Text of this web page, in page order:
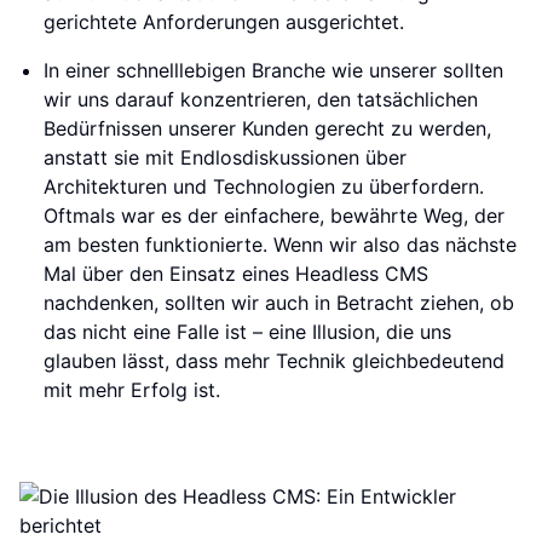
gerichtete Anforderungen ausgerichtet.
In einer schnelllebigen Branche wie unserer sollten
wir uns darauf konzentrieren, den tatsächlichen
Bedürfnissen unserer Kunden gerecht zu werden,
anstatt sie mit Endlosdiskussionen über
Architekturen und Technologien zu überfordern.
Oftmals war es der einfachere, bewährte Weg, der
am besten funktionierte. Wenn wir also das nächste
Mal über den Einsatz eines Headless CMS
nachdenken, sollten wir auch in Betracht ziehen, ob
das nicht eine Falle ist – eine Illusion, die uns
glauben lässt, dass mehr Technik gleichbedeutend
mit mehr Erfolg ist.